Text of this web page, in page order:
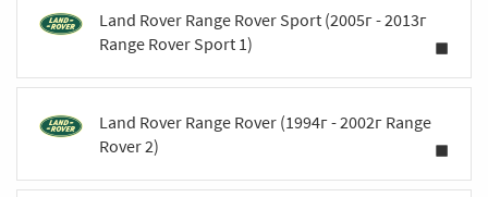
Land Rover Range Rover Sport (2005г - 2013г
Range Rover Sport 1)
Land Rover Range Rover (1994г - 2002г Range
Rover 2)